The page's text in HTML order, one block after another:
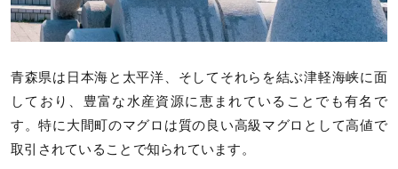
青森県は日本海と太平洋、そしてそれらを結ぶ津軽海峡に面
しており、豊富な水産資源に恵まれていることでも有名で
す。特に大間町のマグロは質の良い高級マグロとして高値で
取引されていることで知られています。